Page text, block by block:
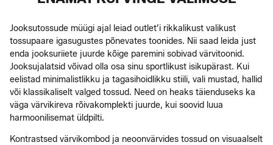
Jooksutossude müügi ajal leiad outlet’i rikkalikust valikust
tossupaare igasugustes põnevates toonides. Nii saad leida just
enda jooksuriiete juurde kõige paremini sobivad värvitoonid.
Jooksujalatsid võivad olla osa sinu sportlikust isikupärast. Kui
eelistad minimalistlikku ja tagasihoidlikku stiili, vali mustad, hallid
või klassikaliselt valged tossud. Need on heaks täienduseks ka
väga värvikireva rõivakomplekti juurde, kui soovid luua
harmoonilisemat üldpilti.
Kontrastsed värvikombod ja neoonvärvides tossud on visuaalselt